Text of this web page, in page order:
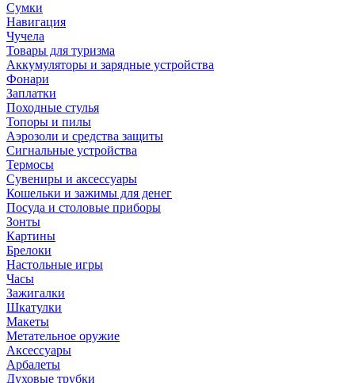
Сумки
Навигация
Чучела
Товары для туризма
Аккумуляторы и зарядные устройства
Фонари
Заплатки
Походные стулья
Топоры и пилы
Аэрозоли и средства защиты
Сигнальные устройства
Термосы
Сувениры и аксессуары
Кошельки и зажимы для денег
Посуда и столовые приборы
Зонты
Картины
Брелоки
Настольные игры
Часы
Зажигалки
Шкатулки
Макеты
Метательное оружие
Аксессуары
Арбалеты
Духовые трубки